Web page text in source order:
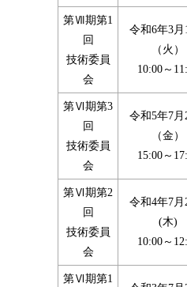
第Ⅶ期第1
回
技術委員
会
令和6年3月
（火）
10:00～
第Ⅵ期第3
回
技術委員
会
令和5年7月
（金）
15:00～
第Ⅵ期第2
回
技術委員
会
令和4年7月
(木)
10:00～
第Ⅵ期第1